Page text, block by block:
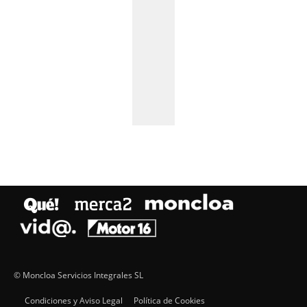
© Moncloa Servicios Integrales SL
Condiciones y Aviso Legal Política de Cookies